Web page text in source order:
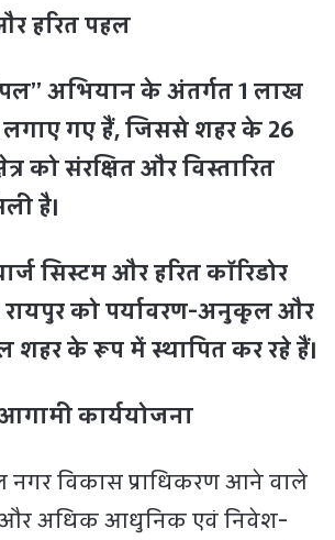
हरित पहल
अभियान के अंतर्गत 1 लाख
गए हैं, जिससे शहर के 26
को संरक्षित और विस्तारित
है।
सिस्टम और हरित कॉरिडोर
को पर्यावरण-अनुकूल और
के रूप में स्थापित कर रहे हैं।
कार्ययोजना
नगर विकास प्राधिकरण आने वाले
और अधिक आधुनिक एवं निवेश-